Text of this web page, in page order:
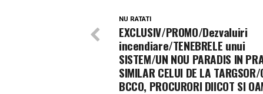
NU RATATI
EXCLUSIV/PROMO/Dezvaluiri
incendiare/TENEBRELE unui
SISTEM/UN NOU PARADIS IN
SIMILAR CELUI DE LA TARGSOR/
BCCO, PROCURORI DIICOT SI